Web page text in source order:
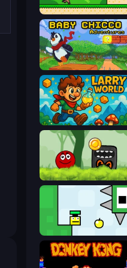
Steve's World
Baby Chicco Adventures
Larry World
Ball Hero Adventure: Red Bounce Ball